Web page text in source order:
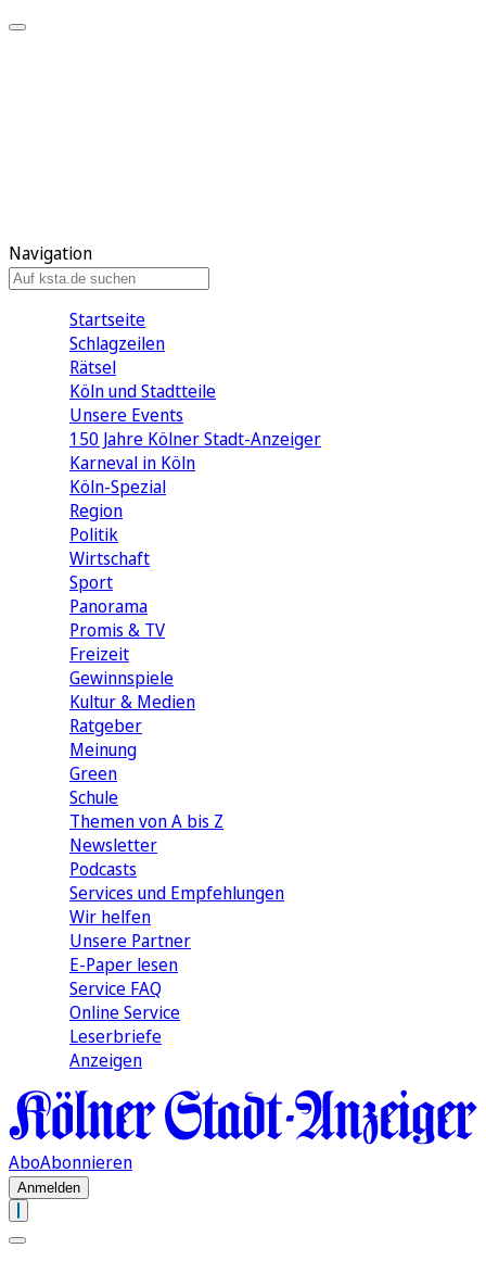
Navigation
Startseite
Schlagzeilen
Rätsel
Köln und Stadtteile
Unsere Events
150 Jahre Kölner Stadt-Anzeiger
Karneval in Köln
Köln-Spezial
Region
Politik
Wirtschaft
Sport
Panorama
Promis & TV
Freizeit
Gewinnspiele
Kultur & Medien
Ratgeber
Meinung
Green
Schule
Themen von A bis Z
Newsletter
Podcasts
Services und Empfehlungen
Wir helfen
Unsere Partner
E-Paper lesen
Service FAQ
Online Service
Leserbriefe
Anzeigen
AboAbonnieren
Anmelden